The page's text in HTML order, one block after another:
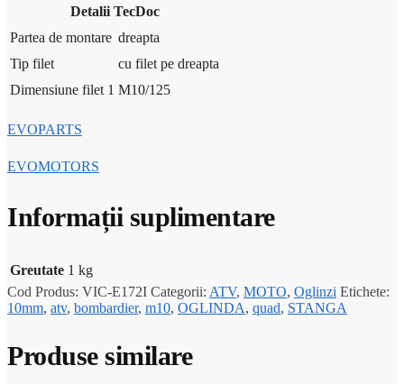
Detalii TecDoc
Partea de montare dreapta
Tip filet
cu filet pe dreapta
Dimensiune filet 1 M10/125
EVOPARTS
EVOMOTORS
Informații suplimentare
Greutate 1 kg
Cod Produs: VIC-E172I Categorii: ATV, MOTO, Oglinzi Etichete:
10mm, atv, bombardier, m10, OGLINDA, quad, STANGA
Produse similare